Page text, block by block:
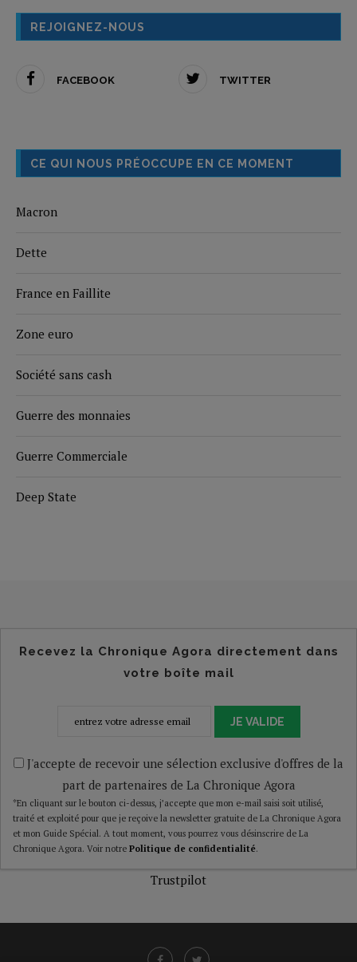
REJOIGNEZ-NOUS
FACEBOOK TWITTER
CE QUI NOUS PRÉOCCUPE EN CE MOMENT
Macron
Dette
France en Faillite
Zone euro
Société sans cash
Guerre des monnaies
Guerre Commerciale
Deep State
Recevez la Chronique Agora directement dans
votre boîte mail
JE VALIDE
J'accepte de recevoir une sélection exclusive d'offres de la
part de partenaires de La Chronique Agora
*En cliquant sur le bouton ci-dessus, j’accepte que mon e-mail saisi soit utilisé,
traité et exploité pour que je reçoive la newsletter gratuite de La Chronique Agora
et mon Guide Spécial. A tout moment, vous pourrez vous désinscrire de La
Chronique Agora. Voir notre Politique de confidentialité.
Trustpilot